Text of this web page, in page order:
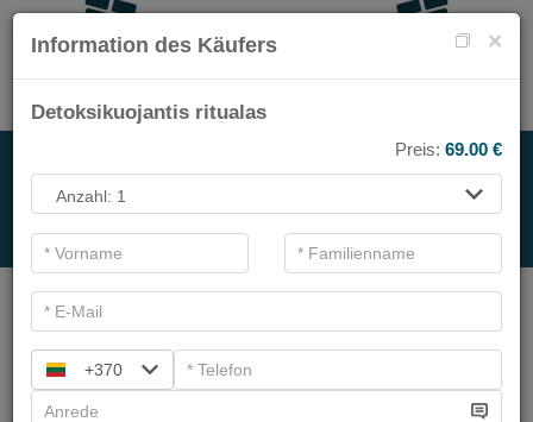
FÜR DIENSTLEISTUNGEN
×
Information des Käufers
Detoksikuojantis ritualas
Preis: 69.00 €
+370